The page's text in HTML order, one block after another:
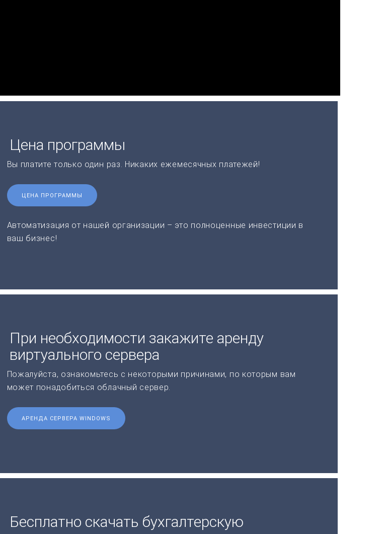
Цена программы
Вы платите только один раз. Никаких ежемесячных платежей!
ЦЕНА ПРОГРАММЫ
Автоматизация от нашей организации – это полноценные инвестиции в
ваш бизнес!
При необходимости закажите аренду
виртуального сервера
Пожалуйста, ознакомьтесь с некоторыми причинами, по которым вам
может понадобиться облачный сервер.
АРЕНДА СЕРВЕРА WINDOWS
Бесплатно скачать бухгалтерскую